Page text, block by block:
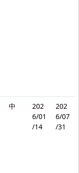
中
202
6/01
/14
202
6/07
/31